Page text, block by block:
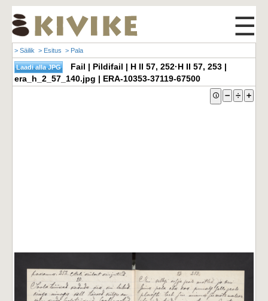
☰
> Säilik > Esitus > Pala
Fail | Pildifail | H II 57, 252·H II 57, 253 |
era_h_2_57_140.jpg | ERA-10353-37119-67500